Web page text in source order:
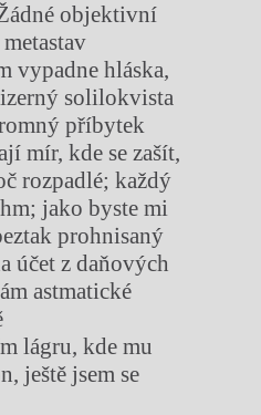
objektivní
vypadne hláska,
solilokvista
příbytek
mír, kde se zašít,
rozpadlé; každý
jako byste mi
prohnisaný
účet z daňových
astmatické
lágru, kde mu
ještě jsem se